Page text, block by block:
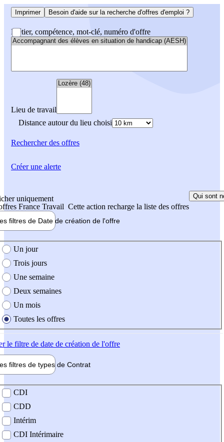
Imprimer Besoin d'aide sur la recherche d'offres d'emploi ?
Métier, compétence, mot-clé, numéro d'offre
Lieu de travail
Distance autour du lieu choisi
Rechercherdes offres
uniquement
France Travail Cette action recharge la liste des offres
Qui sont
filtres de Date de création de l'offre
création de l'offre
Un jour
Trois jours
Une semaine
Deux semaines
Un mois
Toutes les offres
le filtre de date de création de l'offre
filtres de types de Contrat
contrat
CDI
CDD
Intérim
CDI Intérimaire
Créer une alerte